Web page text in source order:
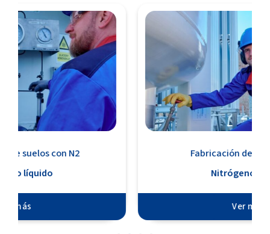
Fabricación de fertilizantes